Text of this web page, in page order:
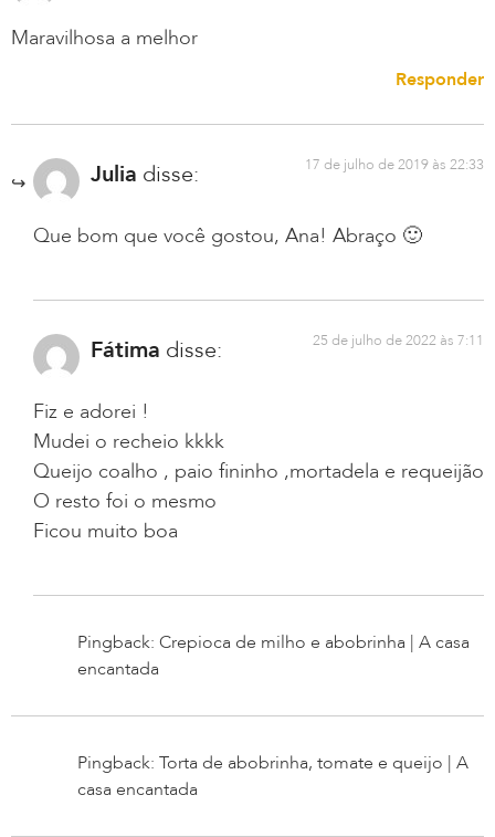
Maravilhosa a melhor
Responder
Julia disse: 17 de julho de 2019 às 22:33
Que bom que você gostou, Ana! Abraço 🙂
Fátima disse: 25 de julho de 2022 às 7:11
Fiz e adorei !
Mudei o recheio kkkk
Queijo coalho , paio fininho ,mortadela e requeijão
O resto foi o mesmo
Ficou muito boa
Pingback: Crepioca de milho e abobrinha | A casa
encantada
Pingback: Torta de abobrinha, tomate e queijo | A
casa encantada